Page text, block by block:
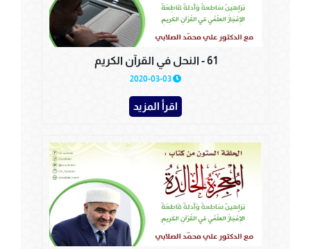
61 - النحل في القرآن الكريم
اقرأ المزيد